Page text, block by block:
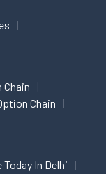
Chain
Today In Delhi